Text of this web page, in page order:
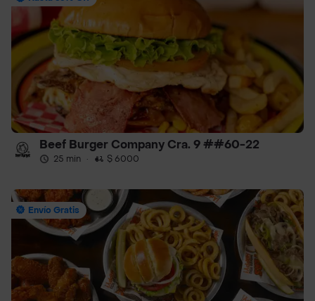
Beef Burger Company Cra. 9 ##60-22
25 min · $ 6000
Envío Gratis